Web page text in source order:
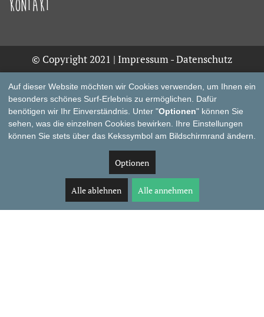
Kontakt
© Copyright 2021 | Impressum-Datenschutz
Auf dieser Website möchten wir Cookies verwenden, um Ihnen ein
besonders schönes Surf-Erlebnis zu ermöglichen. Dafür
benötigen wir Ihr Einverständnis. Unter "Optionen" können Sie
sehen, was die einzelnen Cookies bewirken. Ihre Einstellungen
können Sie stets über das Kekssymbol am Bildschirmrand ändern.
Optionen
Alle ablehnen Alle annehmen